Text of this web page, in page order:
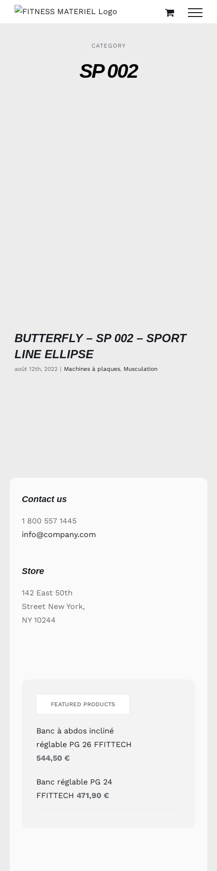
Passer
CATEGORY
SP 002
BUTTERFLY – SP 002 – SPORT
LINE ELLIPSE
août 12th, 2022 | Machines à plaques, Musculation
Contact us
1 800 557 1445
info@company.com
Store
142 East 50th
Street New York,
NY 10244
FEATURED PRODUCTS
Banc à abdos incliné
réglable PG 26 FFITTECH
544,50€
Banc réglable PG 24
FFITTECH 471,90€